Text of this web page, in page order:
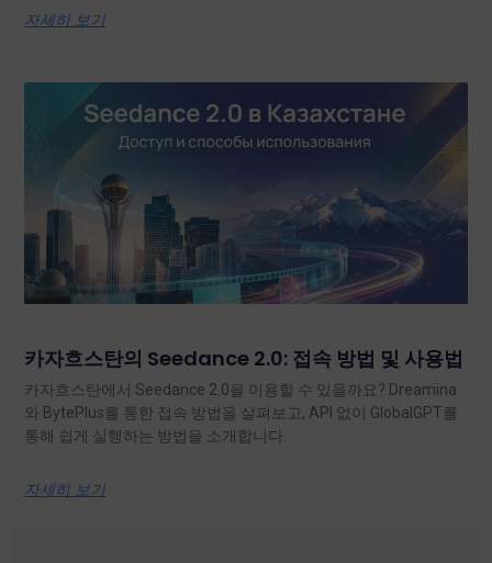
자세히 보기
카자흐스탄의 Seedance 2.0: 접속 방법 및 사용법
카자흐스탄에서 Seedance 2.0을 이용할 수 있을까요? Dreamina
와 BytePlus를 통한 접속 방법을 살펴보고, API 없이 GlobalGPT를
통해 쉽게 실행하는 방법을 소개합니다.
자세히 보기